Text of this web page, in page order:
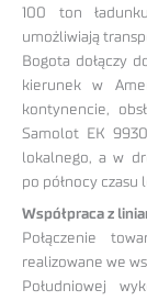
100 ton
umożliwiają
Bogota dołączy
kierunek w
kontynencie,
Samolot EK
lokalnego, a w
po północy czasu
Współpraca z
Połączenie
realizowane we
Południowej